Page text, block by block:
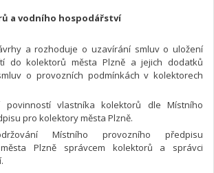
a vodního hospodářství
a rozhoduje o uzavírání smluv o uložení
do kolektorů města Plzně a jejich dodatků
o provozních podmínkách v kolektorech
povinností vlastníka kolektorů dle Místního
pro kolektory města Plzně.
Místního provozního předpisu
Plzně správcem kolektorů a správci